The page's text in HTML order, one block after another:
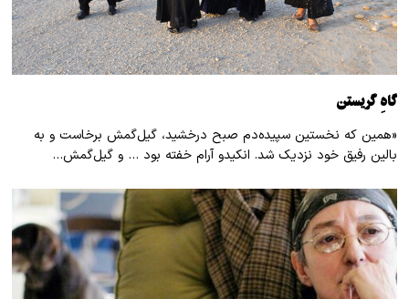
گاهِ گریستن
«همین که نخستین سپیده‌دم صبح درخشید، گیل‌گمش برخاست و به
بالین رفیق خود نزدیک شد. انکیدو آرام خفته بود … و گیل‌گمش…